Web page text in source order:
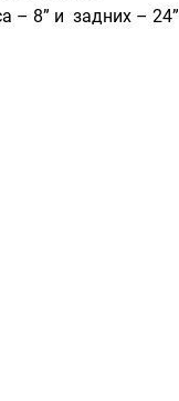
– 8” и задних – 24”